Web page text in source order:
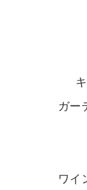
ガー
ワイ